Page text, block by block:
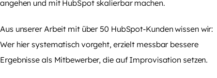
angehen und mit HubSpot skalierbar machen.
Aus unserer Arbeit mit über 50 HubSpot-Kunden wissen wir:
Wer hier systematisch vorgeht, erzielt messbar bessere
Ergebnisse als Mitbewerber, die auf Improvisation setzen.